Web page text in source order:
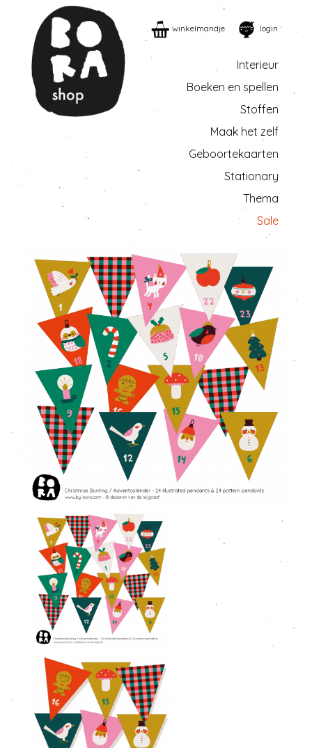
winkelmandje login
Interieur
Boeken en spellen
Stoffen
Maak het zelf
Geboortekaarten
Stationary
Thema
Sale